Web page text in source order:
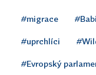
#migrace
#uprchlíci
#Evropský